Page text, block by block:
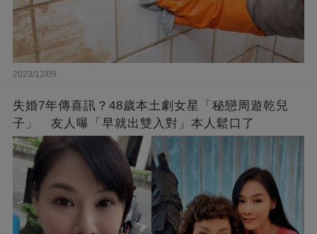
2023/12/09
失婚7年傳喜訊？48歲本土劇女星「秘戀周遊乾兒
子」 友人曝「早就出雙入對」本人鬆口了